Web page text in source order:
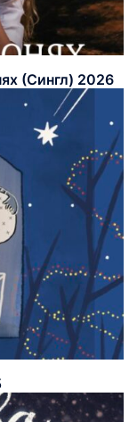
(Сингл) 2026